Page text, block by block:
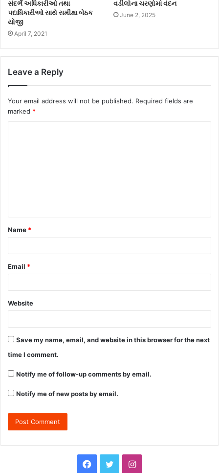
સંદર્ભે અધિકારીઓ તથા
પદાધિકારીઓ સાથે સમીક્ષા બેઠક
યોજી
April 7, 2021
વડીલોના ચરણોમાં વંદન
June 2, 2025
Leave a Reply
Your email address will not be published. Required fields are
marked *
Name *
Email *
Website
Save my name, email, and website in this browser for the next
time I comment.
Notify me of follow-up comments by email.
Notify me of new posts by email.
I